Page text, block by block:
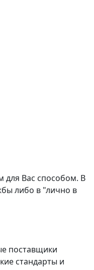
для Вас способом. В
либо в "лично в
поставщики
стандарты и